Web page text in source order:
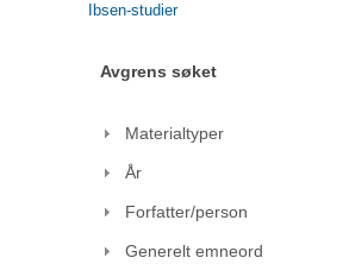
Ibsen-studier
Avgrens søket
Materialtyper
År
Forfatter/person
Generelt emneord